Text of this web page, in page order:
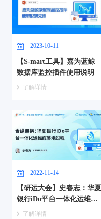
2023-10-11
【S-mart工具】嘉为蓝鲸
数据库监控插件使用说明
了解详情
2022-11-14
【研运大会】史春志：华夏
银行iDo平台一体化运维体
系建设分享
了解详情